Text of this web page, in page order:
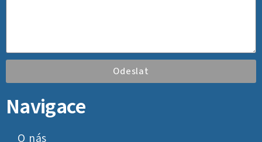
Odeslat
Navigace
O nás